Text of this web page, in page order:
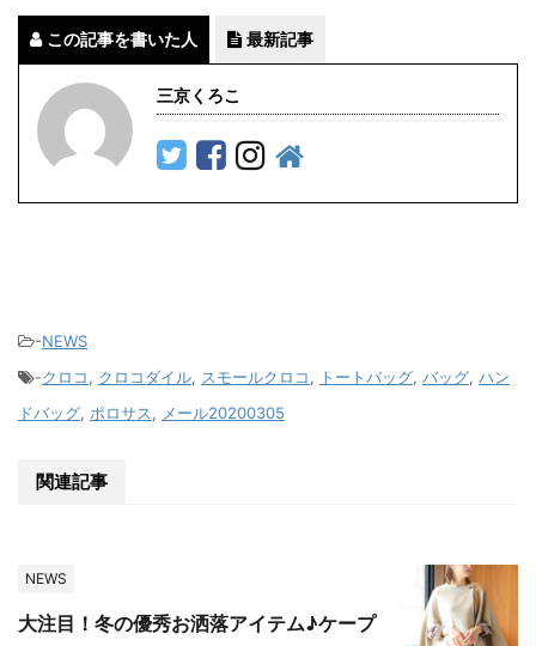
この記事を書いた人 最新記事
三京くろこ
-NEWS
-クロコ, クロコダイル, スモールクロコ, トートバッグ, バッグ, ハン
ドバッグ, ポロサス, メール20200305
関連記事
NEWS
大注目！冬の優秀お洒落アイテム♪ケープ